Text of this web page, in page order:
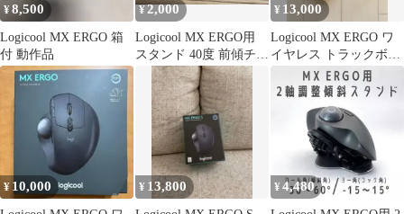
¥8,500
Logicool MX ERGO 箱
付 動作品
¥2,000
Logicool MX ERGO用
スタンド 40度 前傾チル
¥ 13,000
Logicool MX ERGO ワ
イヤレス トラックボー
ル 本体 ケース
¥ 10,000 ¥ 13,800 ¥4,480